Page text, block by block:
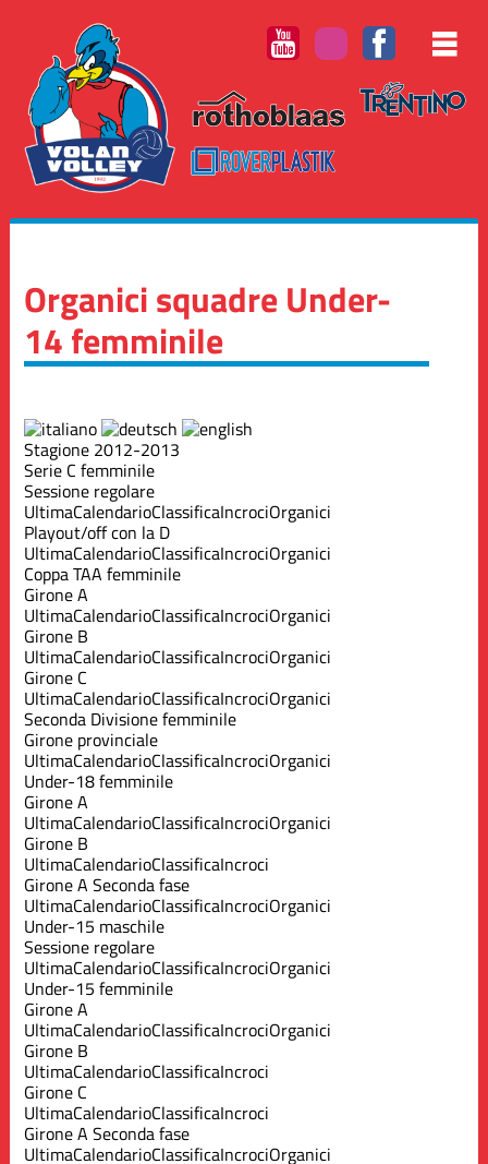
Organici squadre Under-
14 femminile
Stagione 2012-2013
Serie C femminile
Sessione regolare
UltimaCalendarioClassificaIncrociOrganici
Playout/off con la D
UltimaCalendarioClassificaIncrociOrganici
Coppa TAA femminile
Girone A
UltimaCalendarioClassificaIncrociOrganici
Girone B
UltimaCalendarioClassificaIncrociOrganici
Girone C
UltimaCalendarioClassificaIncrociOrganici
Seconda Divisione femminile
Girone provinciale
UltimaCalendarioClassificaIncrociOrganici
Under-18 femminile
Girone A
UltimaCalendarioClassificaIncrociOrganici
Girone B
UltimaCalendarioClassificaIncroci
Girone A Seconda fase
UltimaCalendarioClassificaIncrociOrganici
Under-15 maschile
Sessione regolare
UltimaCalendarioClassificaIncrociOrganici
Under-15 femminile
Girone A
UltimaCalendarioClassificaIncrociOrganici
Girone B
UltimaCalendarioClassificaIncroci
Girone C
UltimaCalendarioClassificaIncroci
Girone A Seconda fase
UltimaCalendarioClassificaIncrociOrganici